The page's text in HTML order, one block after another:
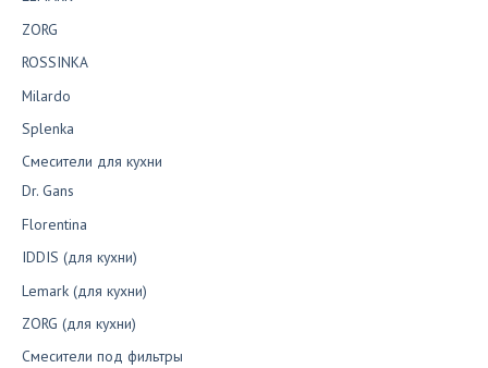
ZORG
ROSSINKA
Milardo
Splenka
Смесители для кухни
Dr. Gans
Florentina
IDDIS (для кухни)
Lemark (для кухни)
ZORG (для кухни)
Смесители под фильтры